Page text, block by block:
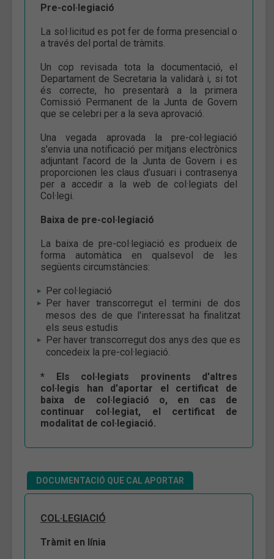
Pre-col·legiació
La sol·licitud es pot fer de forma presencial o
a través del portal de tràmits.
Un cop revisada tota la documentació, el
Departament de Secretaria la validarà i, si tot
és correcte, ho presentarà a la primera
Comissió Permanent de la Junta de Govern
que se celebri per a la seva aprovació.
Una vegada aprovada la pre-col·legiació
s'envia una notificació per mitjans electrònics
adjuntant l’acord de la Junta de Govern i es
proporcionen les claus d’usuari i contrasenya
per a accedir a la web de col·legiats del
Col·legi.
Baixa de pre-col·legiació
La baixa de pre-col·legiació es produeix de
forma automàtica en qualsevol de les
següents circumstàncies:
Per col·legiació
Per haver transcorregut el termini de dos
mesos des de que l'interessat ha finalitzat
els seus estudis
Per haver transcorregut dos anys des que es
concedeix la pre-col·legiació.
* Els col·legiats provinents d'altres
col·legis han d'aportar el certificat de
baixa de col·legiació o, en cas de
continuar col·legiat, el certificat de
modalitat de col·legiació.
DOCUMENTACIÓ QUE CAL APORTAR
COL·LEGIACIÓ
Tràmit en línia